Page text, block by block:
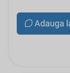
Adauga